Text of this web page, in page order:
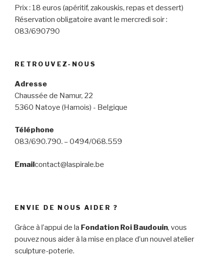
Prix : 18 euros (apéritif, zakouskis, repas et dessert)
Réservation obligatoire avant le mercredi soir :
083/690790
RETROUVEZ-NOUS
Adresse
Chaussée de Namur, 22
5360 Natoye (Hamois) - Belgique
Téléphone
083/690.790. – 0494/068.559
Emailcontact@laspirale.be
ENVIE DE NOUS AIDER ?
Grâce à l’appui de la Fondation Roi Baudouin, vous
pouvez nous aider à la mise en place d’un nouvel atelier
sculpture-poterie.